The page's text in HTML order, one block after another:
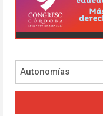
Autonomías